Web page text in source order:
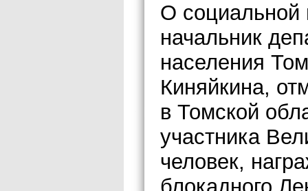
О социальной
начальник
населения
Киняйкина,
в Томской
участника
человек,